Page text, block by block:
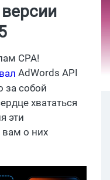
СРА!
AdWords API
за собой
хвататься
эти
о них